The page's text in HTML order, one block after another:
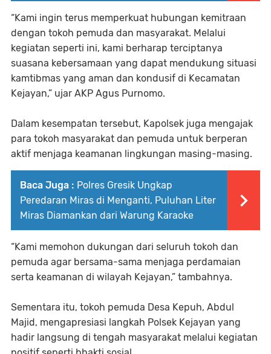
“Kami ingin terus memperkuat hubungan kemitraan
dengan tokoh pemuda dan masyarakat. Melalui
kegiatan seperti ini, kami berharap terciptanya
suasana kebersamaan yang dapat mendukung situasi
kamtibmas yang aman dan kondusif di Kecamatan
Kejayan,” ujar AKP Agus Purnomo.
Dalam kesempatan tersebut, Kapolsek juga mengajak
para tokoh masyarakat dan pemuda untuk berperan
aktif menjaga keamanan lingkungan masing-masing.
Baca Juga : Polres Gresik Ungkap
Peredaran Miras di Menganti, Puluhan Liter
Miras Diamankan dari Warung Karaoke
“Kami memohon dukungan dari seluruh tokoh dan
pemuda agar bersama-sama menjaga perdamaian
serta keamanan di wilayah Kejayan,” tambahnya.
Sementara itu, tokoh pemuda Desa Kepuh, Abdul
Majid, mengapresiasi langkah Polsek Kejayan yang
hadir langsung di tengah masyarakat melalui kegiatan